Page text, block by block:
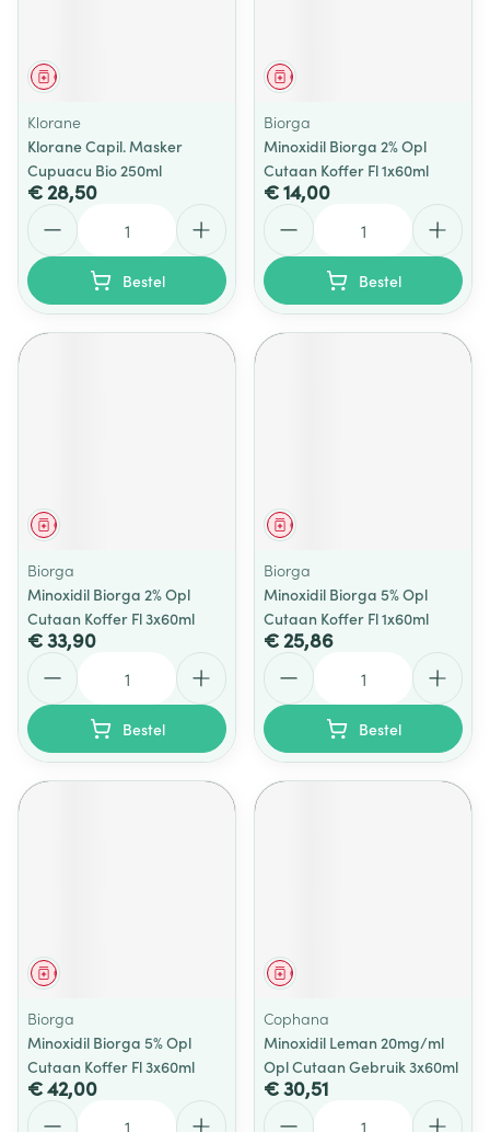
Geneesmiddel
Klorane
Klorane Capil. Masker
Cupuacu Bio 250ml
€ 28,50
Bestel
Geneesmiddel
Biorga
Minoxidil Biorga 2% Opl
Cutaan Koffer Fl 1x60ml
€ 14,00
Bestel
Geneesmiddel
Biorga
Minoxidil Biorga 2% Opl
Cutaan Koffer Fl 3x60ml
€ 33,90
Bestel
Geneesmiddel
Biorga
Minoxidil Biorga 5% Opl
Cutaan Koffer Fl 1x60ml
€ 25,86
Bestel
Geneesmiddel
Biorga
Minoxidil Biorga 5% Opl
Cutaan Koffer Fl 3x60ml
€ 42,00
Geneesmiddel
Cophana
Minoxidil Leman 20mg/ml
Opl Cutaan Gebruik 3x60ml
€ 30,51